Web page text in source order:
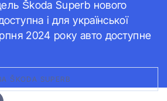
Škoda Superb нового
і для української
2024 року авто доступне
ŠKODA SUPERB